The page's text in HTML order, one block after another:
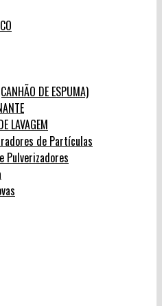
DE ESPUMA)
LAVAGEM
de Partículas
Pulverizadores